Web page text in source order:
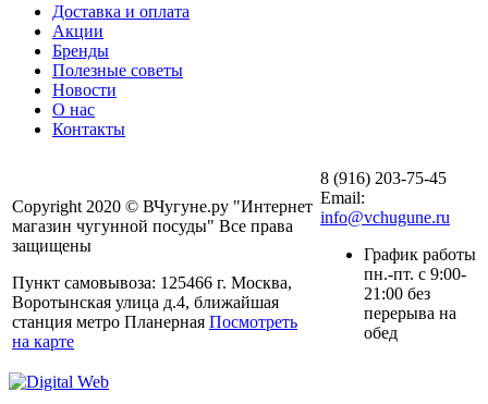
Доставка и оплата
Акции
Бренды
Полезные советы
Новости
О нас
Контакты
Copyright 2020 © ВЧугуне.ру "Интернет
магазин чугунной посуды" Все права
защищены
Пункт самовывоза: 125466 г. Москва,
Воротынская улица д.4, ближайшая
станция метро Планерная Посмотреть
на карте
8 (916) 203-75-45
Email:
info@vchugune.ru
График работы
пн.-пт. с 9:00-
21:00 без
перерыва на
обед